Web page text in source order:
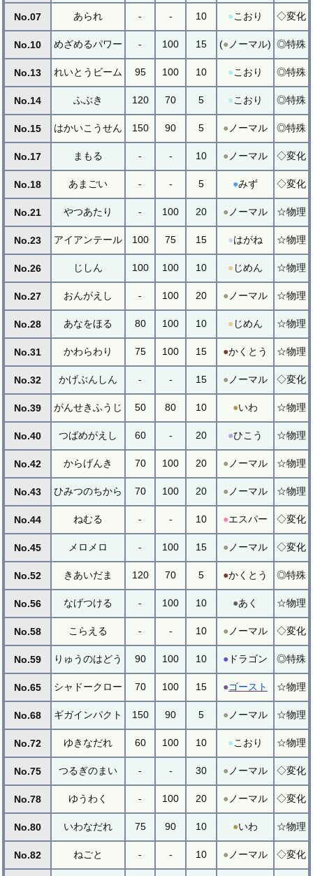
No.07 あられ - - 10 ●こおり ◇変化
No.10 めざめるパワー - 100 15 (● ノーマル) ◎特殊
No.13 れいとうビーム 95 100 10 ●こおり ◎特殊
No.14 ふぶき 120 70 5 ●こおり ◎特殊
No.15 はかいこうせん 150 90 5 ● ノーマル ◎特殊
No.17 まもる - - 10 ● ノーマル ◇変化
No.18 あまごい - - 5 ●みず ◇変化
No.21 やつあたり - 100 20 ● ノーマル ☆物理
No.23 アイアンテール 100 75 15 ●はがね ☆物理
No.26 じしん 100 100 10 ● じめん ☆物理
No.27 おんがえし - 100 20 ● ノーマル ☆物理
No.28 あなをほる 80 100 10 ● じめん ☆物理
No.31 かわらわり 75 100 15 ●かくとう ☆物理
No.32 かげぶんしん - - 15 ● ノーマル ◇変化
No.39 がんせきふうじ 50 80 10 ●いわ ☆物理
No.40 つばめがえし 60 - 20 ●ひこう ☆物理
No.42 からげんき 70 100 20 ● ノーマル ☆物理
No.43 ひみつのちから 70 100 20 ● ノーマル ☆物理
No.44 ねむる - - 10 ●エスパー ◇変化
No.45 メロメロ - 100 15 ● ノーマル ◇変化
No.52 きあいだま 120 70 5 ●かくとう ◎特殊
No.56 なげつける - 100 10 ●あく ☆物理
No.58 こらえる - - 10 ● ノーマル ◇変化
No.59 りゅうのはどう 90 100 10 ● ドラゴン ◎特殊
No.65 シャドークロー 70 100 15 ●ゴースト ☆物理
No.68 ギガインパクト 150 90 5 ● ノーマル ☆物理
No.72 ゆきなだれ 60 100 10 ●こおり ☆物理
No.75 つるぎのまい - - 30 ● ノーマル ◇変化
No.78 ゆうわく - 100 20 ● ノーマル ◇変化
No.80 いわなだれ 75 90 10 ●いわ ☆物理
No.82 ねごと - - 10 ● ノーマル ◇変化